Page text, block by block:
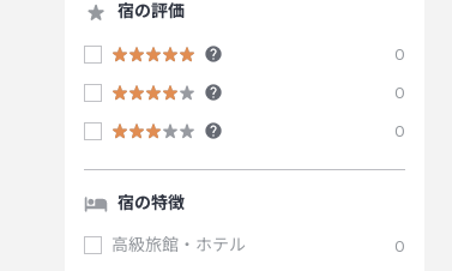
宿の評価
0
0
0
宿の特徴
高級旅館・ホテル
0